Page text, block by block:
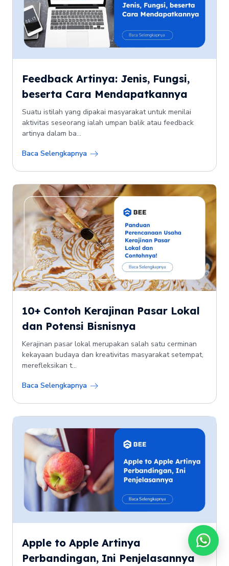
Feedback Artinya: Jenis, Fungsi,
beserta Cara Mendapatkannya
Suatu istilah yang dipakai masyarakat untuk menilai
aktivitas seseorang ialah umpan balik atau feedback
artinya dalam ba...
Baca Selengkapnya
10+ Contoh Kerajinan Pasar Lokal
dan Potensi Bisnisnya
Kerajinan pasar lokal merupakan salah satu cerminan
kekayaan budaya dan kreativitas masyarakat setempat,
merefleksikan t...
Baca Selengkapnya
Apple to Apple Artinya
Perbandingan, Ini Penjelasannya